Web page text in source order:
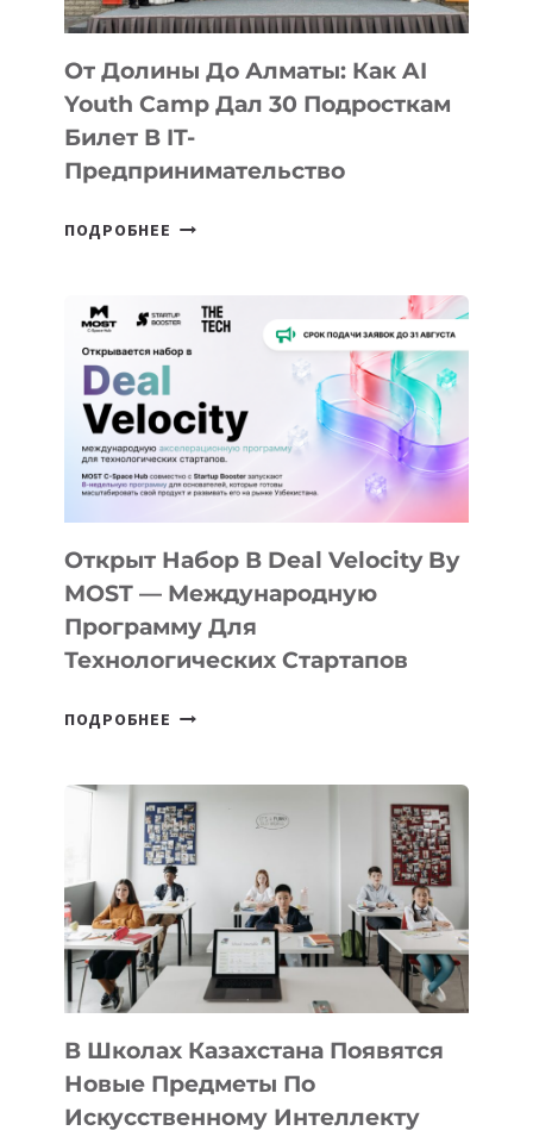
От Долины До Алматы: Как AI
Youth Camp Дал 30 Подросткам
Билет В IT-
Предпринимательство
ПОДРОБНЕЕ ОТ
АЛМАТЫ:
AI
YOUTH
CAMP
ДАЛ
30
ПОДРОСТКАМ
БИЛЕТ
В
ПРЕДПРИНИМАТЕЛЬСТВО
Открыт Набор В Deal Velocity By
MOST — Международную
Программу Для
Технологических Стартапов
ПОДРОБНЕЕ ОТКРЫТ
DEAL
VELOCITY
BY
MOST
—
МЕЖДУНАРОДНУЮ
ПРОГРАММУ
ДЛЯ
ТЕХНОЛОГИЧЕСКИХ
В Школах Казахстана Появятся
Новые Предметы По
Искусственному Интеллекту